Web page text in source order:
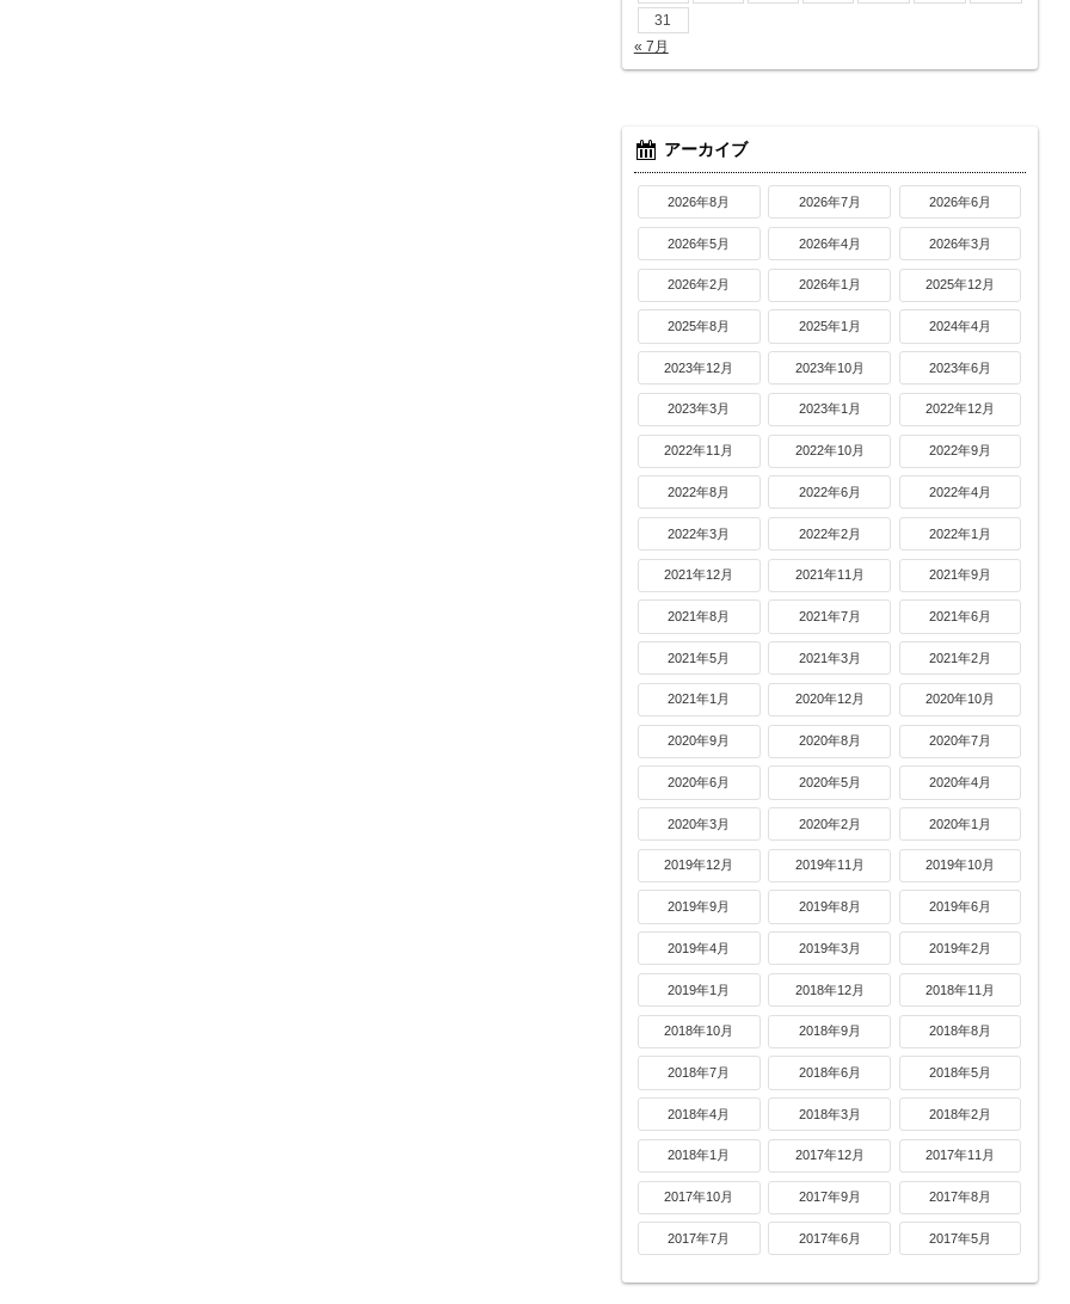
31
« 7月
アーカイブ
2026年8月 2026年7月 2026年6月
2026年5月 2026年4月 2026年3月
2026年2月 2026年1月 2025年12月
2025年8月 2025年1月 2024年4月
2023年12月 2023年10月 2023年6月
2023年3月 2023年1月 2022年12月
2022年11月 2022年10月 2022年9月
2022年8月 2022年6月 2022年4月
2022年3月 2022年2月 2022年1月
2021年12月 2021年11月 2021年9月
2021年8月 2021年7月 2021年6月
2021年5月 2021年3月 2021年2月
2021年1月 2020年12月 2020年10月
2020年9月 2020年8月 2020年7月
2020年6月 2020年5月 2020年4月
2020年3月 2020年2月 2020年1月
2019年12月 2019年11月 2019年10月
2019年9月 2019年8月 2019年6月
2019年4月 2019年3月 2019年2月
2019年1月 2018年12月 2018年11月
2018年10月 2018年9月 2018年8月
2018年7月 2018年6月 2018年5月
2018年4月 2018年3月 2018年2月
2018年1月 2017年12月 2017年11月
2017年10月 2017年9月 2017年8月
2017年7月 2017年6月 2017年5月